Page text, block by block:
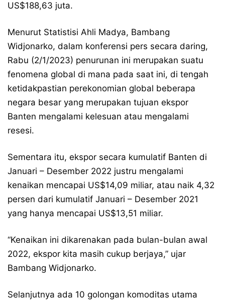
US$188,63 juta.
Menurut Statistisi Ahli Madya, Bambang
Widjonarko, dalam konferensi pers secara daring,
Rabu (2/1/2023) penurunan ini merupakan suatu
fenomena global di mana pada saat ini, di tengah
ketidakpastian perekonomian global beberapa
negara besar yang merupakan tujuan ekspor
Banten mengalami kelesuan atau mengalami
resesi.
Sementara itu, ekspor secara kumulatif Banten di
Januari – Desember 2022 justru mengalami
kenaikan mencapai US$14,09 miliar, atau naik 4,32
persen dari kumulatif Januari – Desember 2021
yang hanya mencapai US$13,51 miliar.
“Kenaikan ini dikarenakan pada bulan-bulan awal
2022, ekspor kita masih cukup berjaya,” ujar
Bambang Widjonarko.
Selanjutnya ada 10 golongan komoditas utama